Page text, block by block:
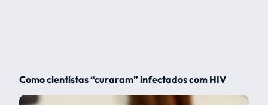
Como cientistas “curaram” infectados com HIV